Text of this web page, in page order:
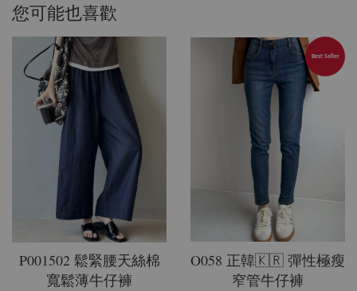
您可能也喜歡
P001502 鬆緊腰天絲棉
寬鬆薄牛仔褲
Best Seller
O058 正韓🇰🇷 彈性極瘦
窄管牛仔褲